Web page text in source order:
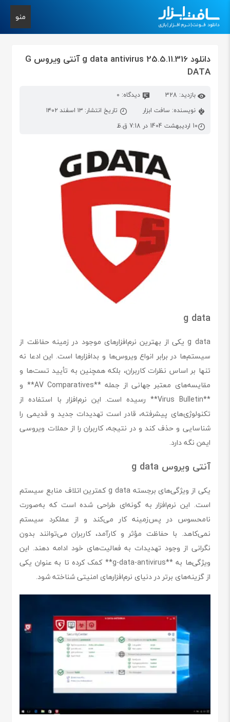
منو
دانلود g data antivirus 25.5.11.316 آنتی ویروس G
DATA
بازدید: 328
دیدگاه: 0
نویسنده: سافت ابزار
تاریخ انتشار: ۱۳ اسفند ۱۴۰۲
10 اردیبهشت 1404 در 7:18 ق.ظ
g data
g data یکی از بهترین نرم‌افزارهای موجود در زمینه حفاظت از
سیستم‌ها در برابر انواع ویروس‌ها و بدافزارها است. این ادعا نه
تنها بر اساس نظرات کاربران، بلکه همچنین به تأیید تست‌ها و
مقایسه‌های معتبر جهانی از جمله **AV Comparatives** و
**Virus Bulletin** رسیده است. این نرم‌افزار با استفاده از
تکنولوژی‌های پیشرفته، قادر است تهدیدات جدید و قدیمی را
شناسایی و حذف کند و در نتیجه، کاربران را از حملات ویروسی
ایمن نگه دارد.
آنتی ویروس g data
یکی از ویژگی‌های برجسته g data کمترین اتلاف منابع سیستم
است. این نرم‌افزار به گونه‌ای طراحی شده است که به‌صورت
نامحسوس در پس‌زمینه کار می‌کند و از عملکرد سیستم
نمی‌کاهد. با حفاظت مؤثر و کارآمد، کاربران می‌توانند بدون
نگرانی از وجود تهدیدات به فعالیت‌های خود ادامه دهند. این
ویژگی‌ها به **g-data-antivirus** کمک کرده تا به عنوان یکی
از گزینه‌های برتر در دنیای نرم‌افزارهای امنیتی شناخته شود.